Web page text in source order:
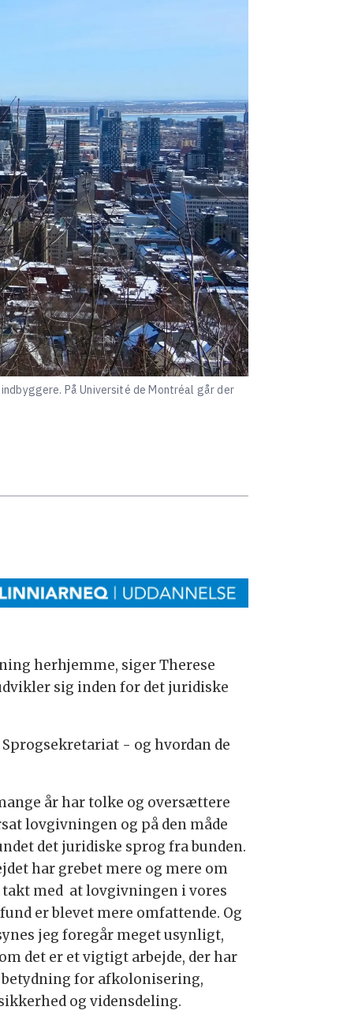
På Université de Montréal går der
herhjemme, siger Therese
sig inden for det juridiske
- og hvordan de
år har tolke og oversættere
lovgivningen og på den måde
det juridiske sprog fra bunden.
har grebet mere og mere om
takt med at lovgivningen i vores
er blevet mere omfattende. Og
jeg foregår meget usynligt,
det er et vigtigt arbejde, der har
for afkolonisering,
og vidensdeling.